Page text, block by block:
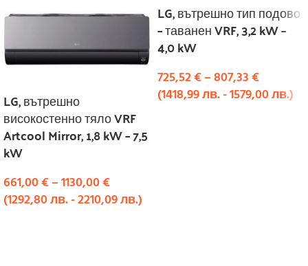
LG, вътрешно
високостенно тяло VRF
Artcool Mirror, 1,8 kW – 7,5
kW
661,00€–1130,00€
(1292,80лв.-2210,09лв.)
LG, вътрешно тип подово
– таванен VRF, 3,2 kW –
4,0 kW
725,52€–807,33€
(1418,99лв.-1579,00лв.)